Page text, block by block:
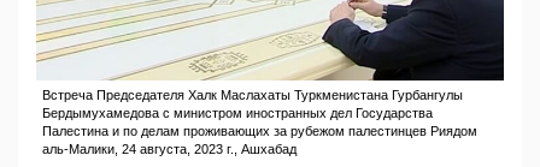
Встреча Председателя Халк Маслахаты Туркменистана Гурбангулы
Бердымухамедова с министром иностранных дел Государства
Палестина и по делам проживающих за рубежом палестинцев Риядом
аль-Малики, 24 августа, 2023 г., Ашхабад